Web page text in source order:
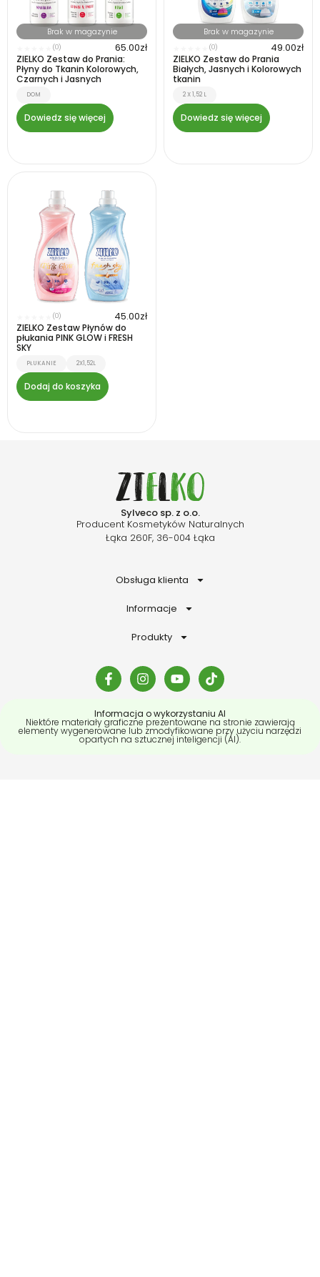
Brak w magazynie
(0) 65.00zł
ZIELKO Zestaw do Prania:
Płyny do Tkanin Kolorowych,
Czarnych i Jasnych
DOM
Dowiedz się więcej
Brak w magazynie
(0) 49.00zł
ZIELKO Zestaw do Prania
Białych, Jasnych i Kolorowych
tkanin
2 X 1,52 L
Dowiedz się więcej
(0) 45.00zł
ZIELKO Zestaw Płynów do
płukania PINK GLOW i FRESH
SKY
PŁUKANIE 2X1,52L
Dodaj do koszyka
Sylveco sp. z o.o.
Producent Kosmetyków Naturalnych
Łąka 260F, 36-004 Łąka
Obsługa klienta
Informacje
Produkty
Informacja o wykorzystaniu AI
Niektóre materiały graficzne prezentowane na stronie zawierają
elementy wygenerowane lub zmodyfikowane przy użyciu narzędzi
opartych na sztucznej inteligencji (AI).